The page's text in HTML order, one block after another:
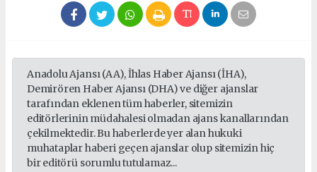
Anadolu Ajansı (AA), İhlas Haber Ajansı (İHA),
Demirören Haber Ajansı (DHA) ve diğer ajanslar
tarafından eklenen tüm haberler, sitemizin
editörlerinin müdahalesi olmadan ajans kanallarından
çekilmektedir. Bu haberlerde yer alan hukuki
muhataplar haberi geçen ajanslar olup sitemizin hiç
bir editörü sorumlu tutulamaz...